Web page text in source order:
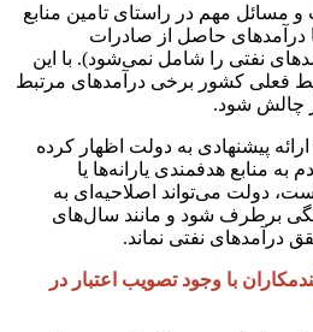
مسائل مهم در راستای تامین منابع
درآمدهای حاصل از صادرات
نفتی را شامل نمی‌شود). با این
فعلی کشور برخی درآمدهای مرتبط
چالش شود.
پیشنهادی به دولت اظهار کرده
منابع هدفمندی یارانه‌ها یا
دولت می‌تواند اصلاحیه‌ای به
برطرف شود و مانند سال‌های
درآمدهای نفتی نماند.
با وجود تصویب اعتبار در